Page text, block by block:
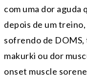
com uma dor aguda
depois de um
sofrendo de
makurki ou dor
onset muscle